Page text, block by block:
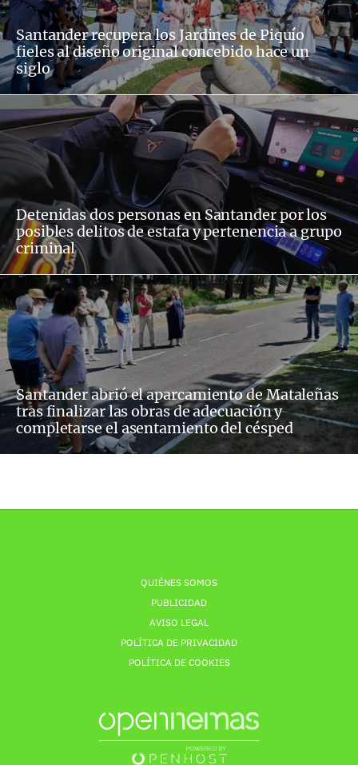
Santander recupera los Jardines de Piquío
fieles al diseño original concebido hace un
siglo
Detenidas dos personas en Santander por los
posibles delitos de estafa y pertenencia a grupo
criminal
Santander abrió el aparcamiento de Mataleñas
tras finalizar las obras de adecuación y
completarse el asentamiento del césped
QUIÉNES SOMOS
PUBLICIDAD
AVISO LEGAL
POLÍTICA DE PRIVACIDAD
POLÍTICA DE COOKIES